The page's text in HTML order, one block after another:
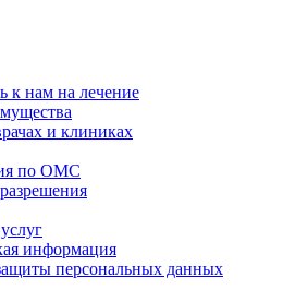
к нам на лечение
и клиниках
по ОМС
информация
персональных данных